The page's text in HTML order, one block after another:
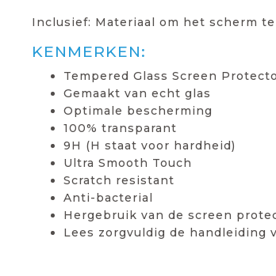
Inclusief: Materiaal om het scherm
KENMERKEN:
Tempered Glass Screen
Gemaakt van echt glas
Optimale bescherming
100% transparant
9H (H staat voor hardheid)
Ultra Smooth Touch
Scratch resistant
Anti-bacterial
Hergebruik van de screen
Lees zorgvuldig de handleiding